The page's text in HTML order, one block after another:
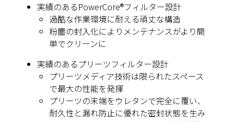
実績のあるPowerCore®フィルター設計
過酷な作業環境に耐える頑丈な構造
粉塵の封入化によりメンテナンスがより簡
単でクリーンに
実績のあるプリーツフィルター設計
プリーツメディア技術は限られたスペース
で最大の性能を発揮
プリーツの末端をウレタンで完全に覆い、
耐久性と漏れ防止に優れた密封状態を生み